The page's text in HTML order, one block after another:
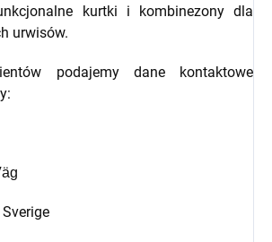
kurtki i kombinezony dla
urwisów.
podajemy dane kontaktowe